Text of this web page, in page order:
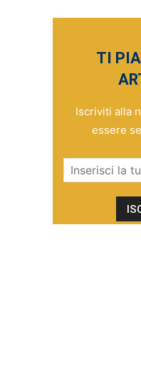
TI
Iscriviti alla
essere